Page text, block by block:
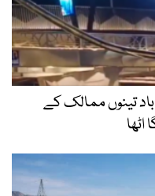
تینوں ممالک کے